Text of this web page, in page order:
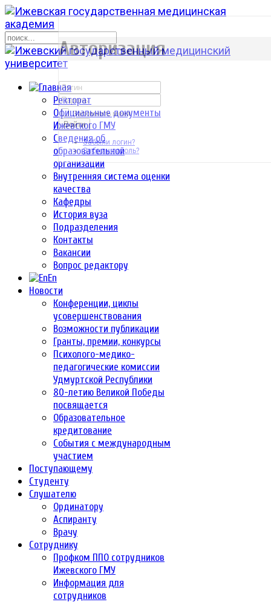
Ректорат
Официальные документы
Ижевского ГМУ
Сведения об
образовательной
организации
Внутренняя система оценки
качества
Кафедры
История вуза
Подразделения
Контакты
Вакансии
Вопрос редактору
En
Новости
Конференции, циклы
усовершенствования
Возможности публикации
Гранты, премии, конкурсы
Психолого-медико-
педагогические комиссии
Удмуртской Республики
80-летию Великой Победы
посвящается
Образовательное
кредитование
События с международным
участием
Поступающему
Студенту
Слушателю
Ординатору
Аспиранту
Врачу
Сотруднику
Профком ППО сотрудников
Ижевского ГМУ
Информация для
сотрудников
р
Авторизация
Запомнить меня
Войти
Забыли логин?
Забыли пароль?